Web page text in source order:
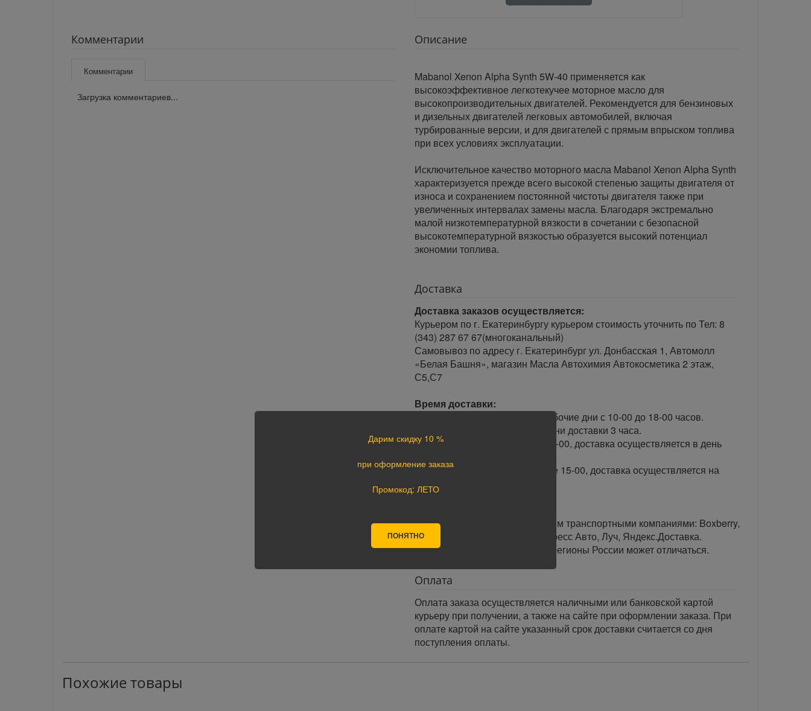
Комментарии
Комментарии
Загрузка комментариев...
Описание
Mabanol Xenon Alpha Synth 5W-40 применяется как
высокоэффективное легкотекучее моторное масло для
высокопроизводительных двигателей. Рекомендуется для бензиновых
и дизельных двигателей легковых автомобилей, включая
турбированные версии, и для двигателей с прямым впрыском топлива
при всех условиях эксплуатации.
Исключительное качество моторного масла Mabanol Xenon Alpha Synth
характеризуется прежде всего высокой степенью защиты двигателя от
износа и сохранением постоянной чистоты двигателя также при
увеличенных интервалах замены масла. Благодаря экстремально
малой низкотемпературной вязкости в сочетании с безопасной
высокотемпературной вязкостью образуется высокий потенциал
экономии топлива.
Доставка
Доставка заказов осуществляется:
Курьером по г. Екатеринбургу курьером стоимость уточнить по Тел: 8
(343) 287 67 67(многоканальный)
Самовывоз по адресу г. Екатеринбург ул. Донбасская 1, Автомолл
«Белая Башня», магазин Масла Автохимия Автокосметика 2 этаж,
С5,С7
Время доставки:
Доставка осуществляется в рабочие дни с 10-00 до 18-00 часов.
Минимальный интервал времени доставки 3 часа.
· При оформлении заказа до 15-00, доставка осуществляется в день
· При оформлении заказа после 15-00, доставка осуществляется на
следующий день.
В любой уголок России доставим транспортными компаниями: Boxberry,
Почта России, ПЭК, GTD, Экспресс Авто, Луч, Яндекс.Доставка.
Стоимость доставки в разные регионы России может отличаться.
Оплата
Оплата заказа осуществляется наличными или банковской картой
курьеру при получении, а также на сайте при оформлении заказа. При
оплате картой на сайте указанный срок доставки считается со дня
поступления оплаты.
Похожие товары
Дарим скидку 10 %
при оформление заказа
Промокод: ЛЕТО
ПОНЯТНО